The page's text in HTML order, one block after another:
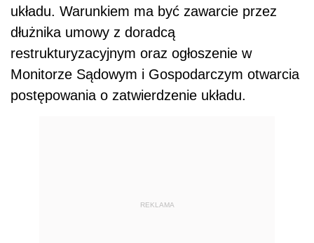
układu. Warunkiem ma być zawarcie przez
dłużnika umowy z doradcą
restrukturyzacyjnym oraz ogłoszenie w
Monitorze Sądowym i Gospodarczym otwarcia
postępowania o zatwierdzenie układu.
REKLAMA